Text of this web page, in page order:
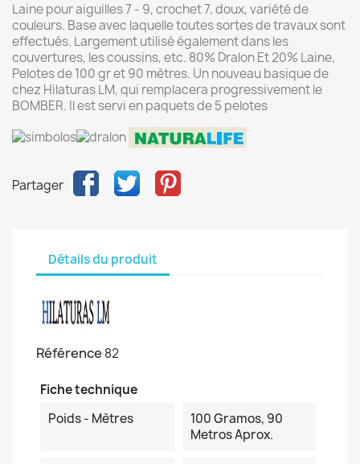
Laine pour aiguilles 7 - 9, crochet 7, doux, variété de
couleurs. Base avec laquelle toutes sortes de travaux sont
effectués. Largement utilisé également dans les
couvertures, les coussins, etc. 80% Dralon Et 20% Laine,
Pelotes de 100 gr et 90 mètres. Un nouveau basique de
chez Hilaturas LM, qui remplacera progressivement le
BOMBER. Il est servi en paquets de 5 pelotes
Partager
Détails du produit
Référence 82
Fiche technique
Poids - Mètres
100 Gramos, 90
Metros Aprox.